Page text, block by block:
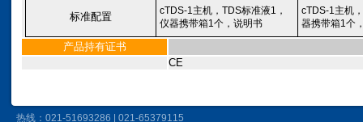
标准配置 cTDS-1主机，TDS标准液1，
仪器携带箱1个，说明书
cTDS-1主机
器携带箱1个
产品持有证书
CE
热线：021-51693286 | 021-65379115